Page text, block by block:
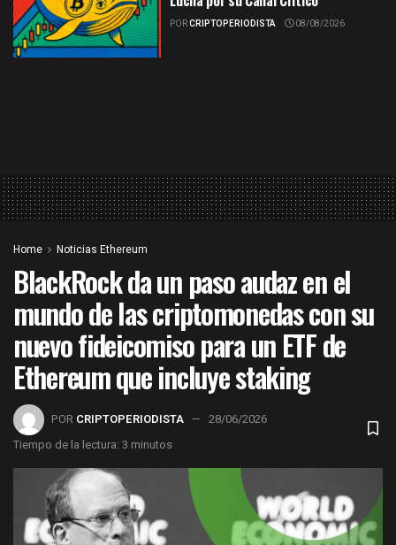
PORCRIPTOPERIODISTA 08/08/2026
Home Noticias Ethereum
BlackRock da un paso audaz en el
mundo de las criptomonedas con su
nuevo fideicomiso para un ETF de
Ethereum que incluye staking
POR CRIPTOPERIODISTA
28/06/2026
Tiempo de la lectura: 3 minutos